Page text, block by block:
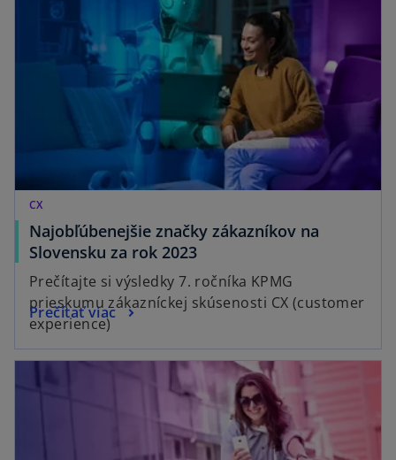
CX
Najobľúbenejšie značky zákazníkov na
Slovensku za rok 2023
Prečítajte si výsledky 7. ročníka KPMG
prieskumu zákazníckej skúsenosti CX (customer
experience)
Prečítať viac